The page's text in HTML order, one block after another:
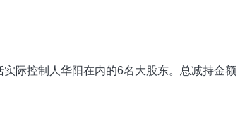
际控制人华阳在内的6名大股东。总减持金额